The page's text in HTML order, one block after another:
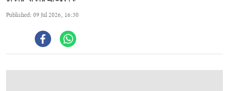
Published: 09 Jul 2026, 16:30